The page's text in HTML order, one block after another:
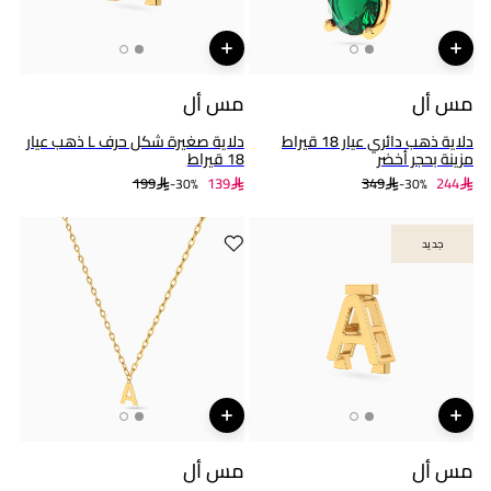
مس أل
دلاية ذهب دائري عيار 18 قيراط
مزينة بحجر أخضر
349 30%- 244
مس أل
دلاية صغيرة شكل حرف L ذهب عيار
18 قيراط
199 30%- 139
جديد
جديد
مس أل مس أل